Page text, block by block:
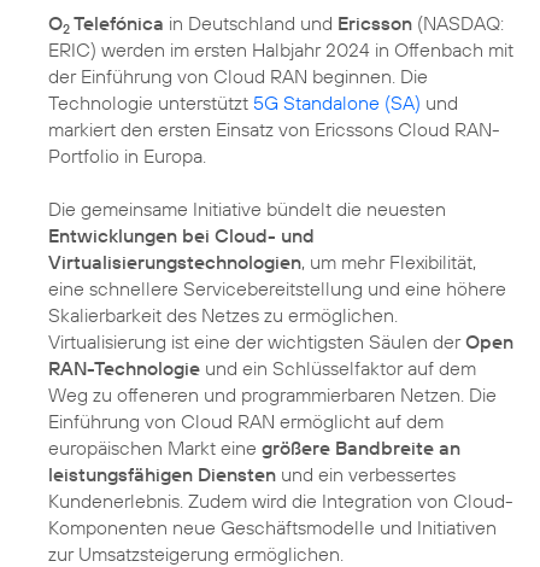
O2 Telefónica in Deutschland und Ericsson (NASDAQ:
ERIC) werden im ersten Halbjahr 2024 in Offenbach mit
der Einführung von Cloud RAN beginnen. Die
Technologie unterstützt 5G Standalone (SA) und
markiert den ersten Einsatz von Ericssons Cloud RAN-
Portfolio in Europa.
Die gemeinsame Initiative bündelt die neuesten
Entwicklungen bei Cloud- und
Virtualisierungstechnologien, um mehr Flexibilität,
eine schnellere Servicebereitstellung und eine höhere
Skalierbarkeit des Netzes zu ermöglichen.
Virtualisierung ist eine der wichtigsten Säulen derOpen
RAN-Technologie und ein Schlüsselfaktor auf dem
Weg zu offeneren und programmierbaren Netzen. Die
Einführung von Cloud RAN ermöglicht auf dem
europäischen Markt eine größere Bandbreite an
leistungsfähigen Diensten und ein verbessertes
Kundenerlebnis. Zudem wird die Integration von Cloud-
Komponenten neue Geschäftsmodelle und Initiativen
zur Umsatzsteigerung ermöglichen.